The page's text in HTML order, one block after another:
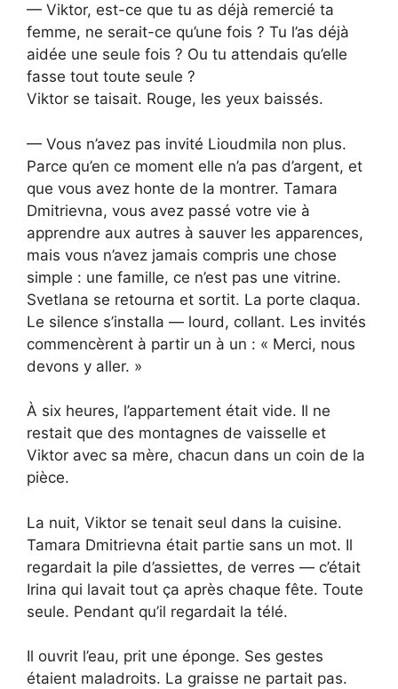
— Viktor, est-ce que tu as déjà remercié ta
femme, ne serait-ce qu’une fois ? Tu l’as déjà
aidée une seule fois ? Ou tu attendais qu’elle
fasse tout toute seule ?
Viktor se taisait. Rouge, les yeux baissés.
— Vous n’avez pas invité Lioudmila non plus.
Parce qu’en ce moment elle n’a pas d’argent, et
que vous avez honte de la montrer. Tamara
Dmitrievna, vous avez passé votre vie à
apprendre aux autres à sauver les apparences,
mais vous n’avez jamais compris une chose
simple : une famille, ce n’est pas une vitrine.
Svetlana se retourna et sortit. La porte claqua.
Le silence s’installa — lourd, collant. Les invités
commencèrent à partir un à un : « Merci, nous
devons y aller. »
À six heures, l’appartement était vide. Il ne
restait que des montagnes de vaisselle et
Viktor avec sa mère, chacun dans un coin de la
pièce.
La nuit, Viktor se tenait seul dans la cuisine.
Tamara Dmitrievna était partie sans un mot. Il
regardait la pile d’assiettes, de verres — c’était
Irina qui lavait tout ça après chaque fête. Toute
seule. Pendant qu’il regardait la télé.
Il ouvrit l’eau, prit une éponge. Ses gestes
étaient maladroits. La graisse ne partait pas.